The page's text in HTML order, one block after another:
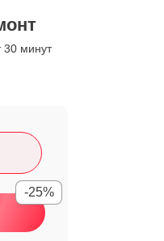
30 минут
-25%